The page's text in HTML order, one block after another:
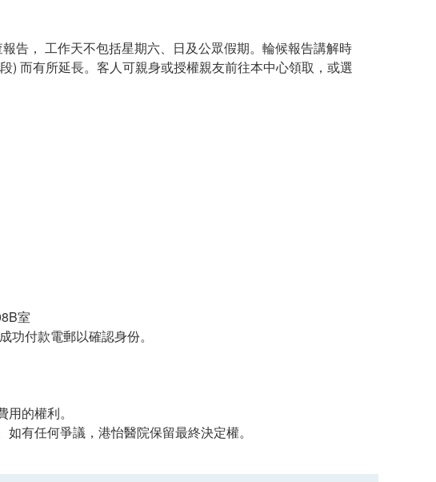
告， 工作天不包括星期六、日及公眾假期。輪候報告講解時
) 而有所延長。客人可親身或授權親友前往本中心領取，或選
室
付款電郵以確認身份。
的權利。
有任何爭議，港怡醫院保留最終決定權。